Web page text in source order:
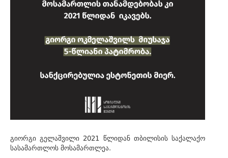
გიორგი გელაშვილი 2021 წლიდან თბილისის საქალაქო
სასამართლოს მოსამართლეა.